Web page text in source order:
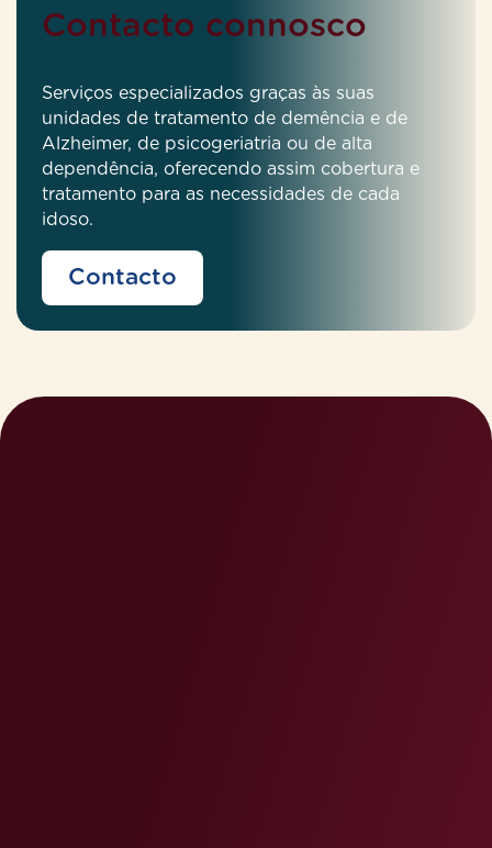
Contacto connosco
Serviços especializados graças às suas
unidades de tratamento de demência e de
Alzheimer, de psicogeriatria ou de alta
dependência, oferecendo assim cobertura e
tratamento para as necessidades de cada
idoso.
Contacto